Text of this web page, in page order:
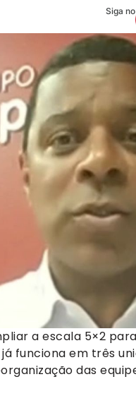
Siga no
a escala 5×2
funciona em três
das